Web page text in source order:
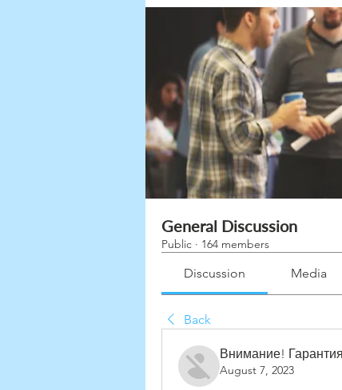
General Discussion
Public · 164 members
Discussion Media
Back
Внимание!
August 7, 2023